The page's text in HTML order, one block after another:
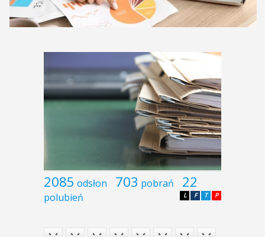
2085 odsłon 703 pobrań 22
polubień P
T
F
L